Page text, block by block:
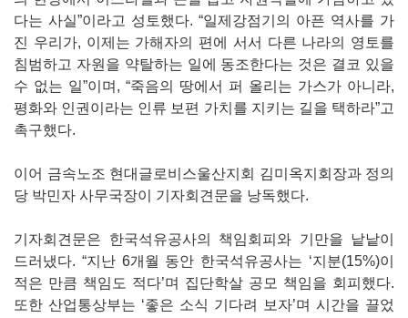
다는 사실”이라고 성토했다. “일제강점기의 아픈 역사를 가
진 우리가, 이제는 가해자의 편에 서서 다른 나라의 영토를
침범하고 자원을 약탈하는 일에 동조한다는 것은 결코 있을
수 없는 일”이며, “죽음의 땅에서 퍼 올리는 가스가 아니라,
평화와 인권이라는 인류 보편 가치를 지키는 길을 택하라”고
촉구했다.
이어 금속노조 현대글로비스울산지회 김미옥지회장과 정의
당 박민자 사무국장이 기자회견문을 낭독했다.
기자회견문은 한국석유공사의 책임회피와 기만을 낱낱이
드러냈다. “지난 6개월 동안 한국석유공사는 ‘지분(15%)이
적은 만큼 책임도 적다’며 집단학살 공모 책임을 회피했다.
또한 산업통상부는 ‘좋은 소식 기다려 보자’며 시간을 끌었